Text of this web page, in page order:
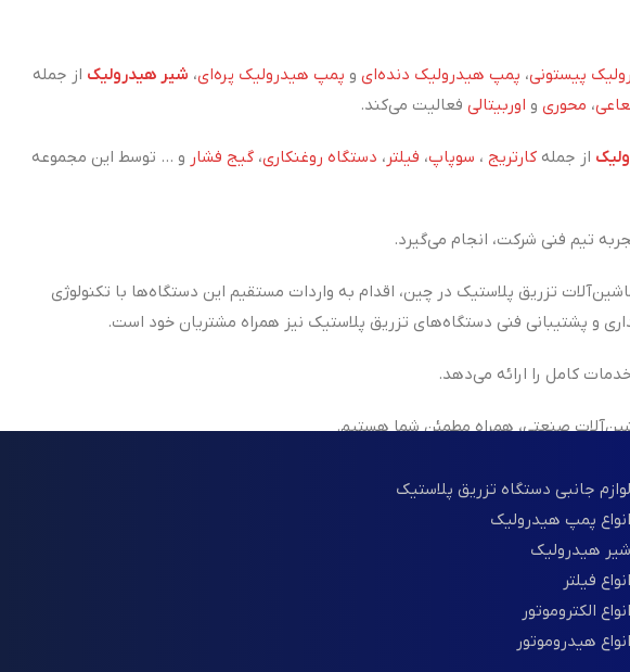
پیستونی، پمپ هیدرولیک دنده‌ای و پمپ هیدرولیک پره‌ای، شیر هیدرولیک از جمله
، محوری و اوربیتالی فعالیت می‌کند.
از جمله کارتریج ، سوپاپ، فیلتر ، دستگاه روغنکاری، گیج فشار و ... توسط این مجموعه
تیم فنی شرکت، انجام می‌گیرد.
تزریق پلاستیک در چین، اقدام به واردات مستقیم این دستگاه‌ها با تکنولوژی
کامل را ارائه می‌دهد.
صنعتی، همراه مطمئن شما هستیم.
لوازم جانبی دستگاه تزریق پلاستیک
انواع پمپ هیدرولیک
شیر هیدرولیک
انواع فیلتر
انواع الکتروموتور
انواع هیدروموتور